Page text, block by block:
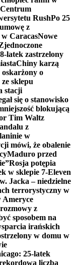
RushPo 25
z
w CaracasNowe
latek zastrzelony
Chiny karzą
o
sklepu
stacji
się o stanowisko
blokującą
Tim Waltz
z
w
mówi, że obalenie
Maduro przed
Rosja potępia
w sklepie 7-Eleven
Jacka – niedzielne
terrorystyczny w
Ameryce
z
sposobem na
irańskich
w domu w
25-latek
liczba